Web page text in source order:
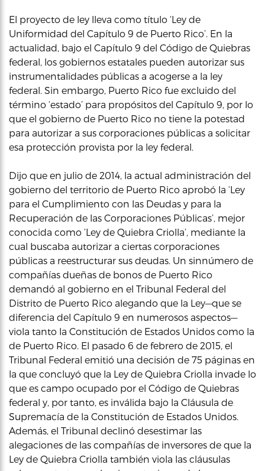
El proyecto de ley lleva como título ‘Ley de
Uniformidad del Capítulo 9 de Puerto Rico’. En la
actualidad, bajo el Capítulo 9 del Código de Quiebras
federal, los gobiernos estatales pueden autorizar sus
instrumentalidades públicas a acogerse a la ley
federal. Sin embargo, Puerto Rico fue excluido del
término ‘estado’ para propósitos del Capítulo 9, por lo
que el gobierno de Puerto Rico no tiene la potestad
para autorizar a sus corporaciones públicas a solicitar
esa protección provista por la ley federal.
Dijo que en julio de 2014, la actual administración del
gobierno del territorio de Puerto Rico aprobó la ‘Ley
para el Cumplimiento con las Deudas y para la
Recuperación de las Corporaciones Públicas’, mejor
conocida como ‘Ley de Quiebra Criolla’, mediante la
cual buscaba autorizar a ciertas corporaciones
públicas a reestructurar sus deudas. Un sinnúmero de
compañías dueñas de bonos de Puerto Rico
demandó al gobierno en el Tribunal Federal del
Distrito de Puerto Rico alegando que la Ley—que se
diferencia del Capítulo 9 en numerosos aspectos—
viola tanto la Constitución de Estados Unidos como la
de Puerto Rico. El pasado 6 de febrero de 2015, el
Tribunal Federal emitió una decisión de 75 páginas en
la que concluyó que la Ley de Quiebra Criolla invade lo
que es campo ocupado por el Código de Quiebras
federal y, por tanto, es inválida bajo la Cláusula de
Supremacía de la Constitución de Estados Unidos.
Además, el Tribunal declinó desestimar las
alegaciones de las compañías de inversores de que la
Ley de Quiebra Criolla también viola las cláusulas